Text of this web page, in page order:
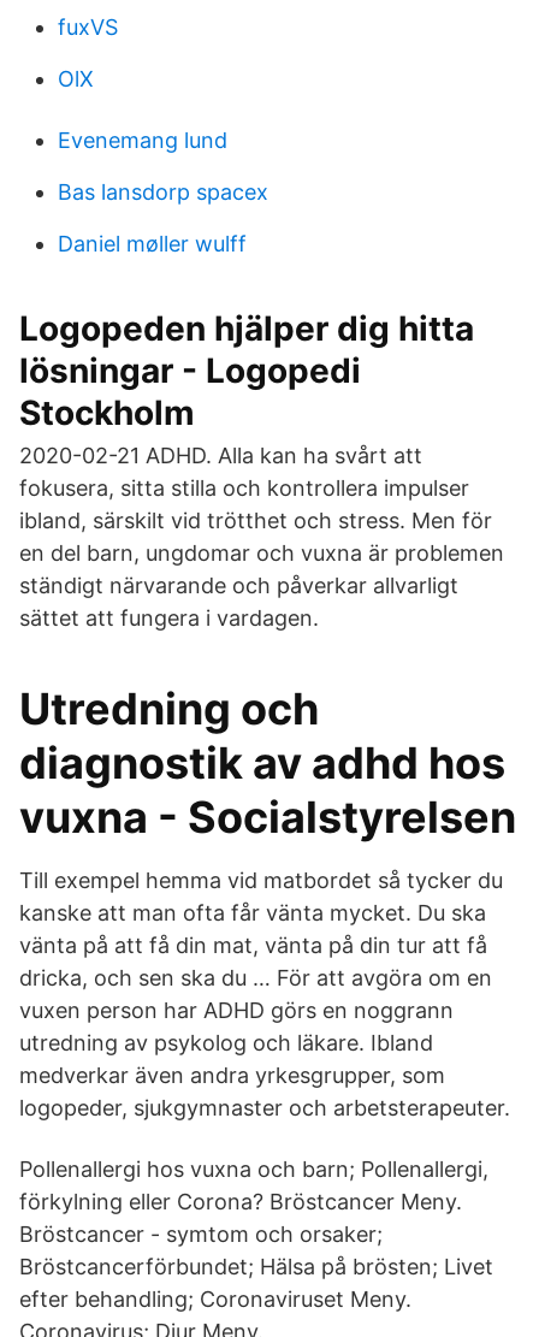
fuxVS
OlX
Evenemang lund
Bas lansdorp spacex
Daniel møller wulff
Logopeden hjälper dig hitta
lösningar - Logopedi
Stockholm
2020-02-21 ADHD. Alla kan ha svårt att
fokusera, sitta stilla och kontrollera impulser
ibland, särskilt vid trötthet och stress. Men för
en del barn, ungdomar och vuxna är problemen
ständigt närvarande och påverkar allvarligt
sättet att fungera i vardagen.
Utredning och
diagnostik av adhd hos
vuxna - Socialstyrelsen
Till exempel hemma vid matbordet så tycker du
kanske att man ofta får vänta mycket. Du ska
vänta på att få din mat, vänta på din tur att få
dricka, och sen ska du … För att avgöra om en
vuxen person har ADHD görs en noggrann
utredning av psykolog och läkare. Ibland
medverkar även andra yrkesgrupper, som
logopeder, sjukgymnaster och arbetsterapeuter.
Pollenallergi hos vuxna och barn; Pollenallergi,
förkylning eller Corona? Bröstcancer Meny.
Bröstcancer - symtom och orsaker;
Bröstcancerförbundet; Hälsa på brösten; Livet
efter behandling; Coronaviruset Meny.
Coronavirus; Djur Meny.